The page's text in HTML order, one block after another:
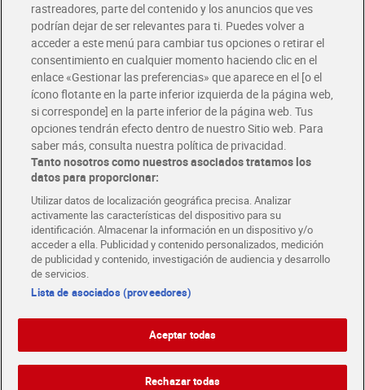
Únete al CLUB Dia
Disfruta las ventajas y ofertas exclusivas.
Descárgate la APP Dia
Folletos y Tiendas
Descubre las mejores ofertas y busca tu tienda más cercana
Tarjeta MaX Dia
Te devuelve hasta 8€/mes de tus compras.
¡Solicita tu tarjeta de crédito aquí!
COMER MEJOR CADA DIA
COLABORA CON DIA ABRE TU TIENDA DIA CORPORATE
rastreadores, parte del contenido y los anuncios que ves
podrían dejar de ser relevantes para ti. Puedes volver a
acceder a este menú para cambiar tus opciones o retirar el
consentimiento en cualquier momento haciendo clic en el
enlace «Gestionar las preferencias» que aparece en el [o el
ícono flotante en la parte inferior izquierda de la página web,
si corresponde] en la parte inferior de la página web. Tus
opciones tendrán efecto dentro de nuestro Sitio web. Para
saber más, consulta nuestra política de privacidad.
Tanto nosotros como nuestros asociados tratamos los
datos para proporcionar:
Utilizar datos de localización geográfica precisa. Analizar
activamente las características del dispositivo para su
identificación. Almacenar la información en un dispositivo y/o
acceder a ella. Publicidad y contenido personalizados, medición
de publicidad y contenido, investigación de audiencia y desarrollo
de servicios.
Lista de asociados (proveedores)
Aceptar todas
Rechazar todas